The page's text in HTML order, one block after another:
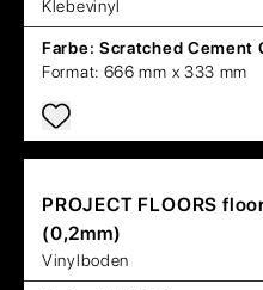
Klebevinyl
Farbe: Scratched Cement
Format: 666 mm x 333 mm
PROJECT FLOORS
(0,2mm)
Vinylboden